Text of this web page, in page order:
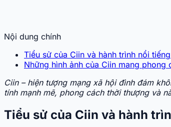
Nội dung chính
Tiểu sử của Ciin và hành trình nổi
Những hình ảnh của Ciin mang phong
Ciin – hiện tượng mạng xã hội đình đám
tính mạnh mẽ, phong cách thời thượng và
Tiểu sử của Ciin và hành